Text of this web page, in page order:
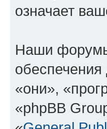
означает
Наши
«они»,
«phpBB